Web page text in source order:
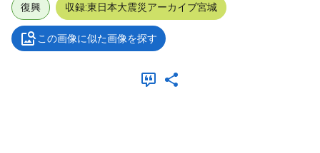
復興 収録:東日本大震災アーカイブ宮城
この画像に似た画像を探す